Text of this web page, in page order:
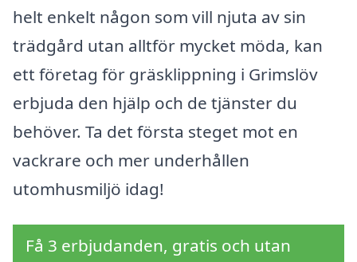
helt enkelt någon som vill njuta av sin
trädgård utan alltför mycket möda, kan
ett företag för gräsklippning i Grimslöv
erbjuda den hjälp och de tjänster du
behöver. Ta det första steget mot en
vackrare och mer underhållen
utomhusmiljö idag!
Få 3 erbjudanden, gratis och utan